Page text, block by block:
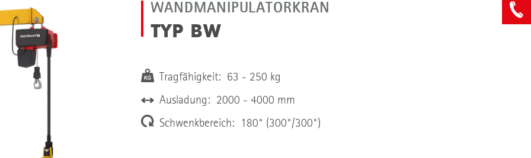
WANDMANIPULATORKRAN
TYP BW
Tragfähigkeit: 63 - 250 kg
Ausladung: 2000 - 4000 mm
Schwenkbereich: 180° (300°/300°)